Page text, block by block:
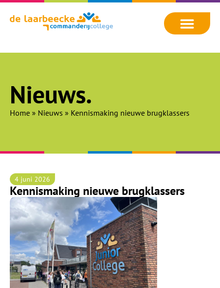
Nieuws.
Home » Nieuws » Kennismaking nieuwe brugklassers
4 juni 2026
Kennismaking nieuwe brugklassers